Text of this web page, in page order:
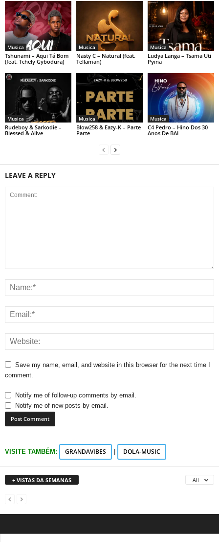
Musica
Tshunami – Aqui Tá Bom
(feat. Tchely Gybodura)
Musica
Nasty C – Natural (feat.
Tellaman)
Musica
Ludya Langa – Tsama Uti
Pyina
Musica
Rudeboy & Sarkodie –
Blessed & Alive
Musica
Blow258 & Eazy-K – Parte
Parte
Musica
C4 Pedro – Hino Dos 30
Anos De BAI
LEAVE A REPLY
Save my name, email, and website in this browser for the next time I
comment.
Notify me of follow-up comments by email.
Notify me of new posts by email.
VISITE TAMBÉM: GRANDAVIBES DOLA-MUSIC
+ VISTAS DA SEMANAS All